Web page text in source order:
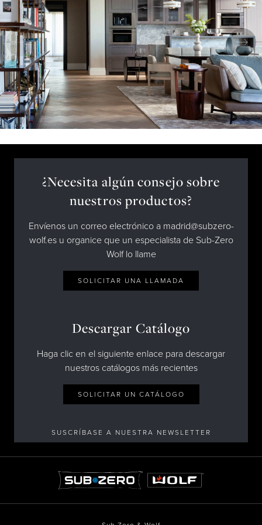
¿Necesita algún consejo sobre
nuestros productos?
Envíenos un correo electrónico a madrid@subzero-
wolf.es u organice que un especialista de Sub-Zero
Wolf lo llame
SOLICITAR UNA LLAMADA
Descargar Catálogo
Haga clic en el siguiente enlace para descargar
nuestros catálogos más recientes
SOLICITAR UN CATÁLOGO
SUSCRÍBASE A NUESTRA NEWSLETTER